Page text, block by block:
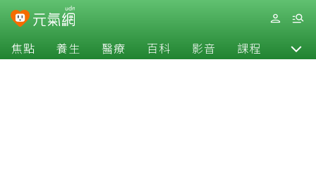
焦點 養生 醫療 百科 影音 課程 退休